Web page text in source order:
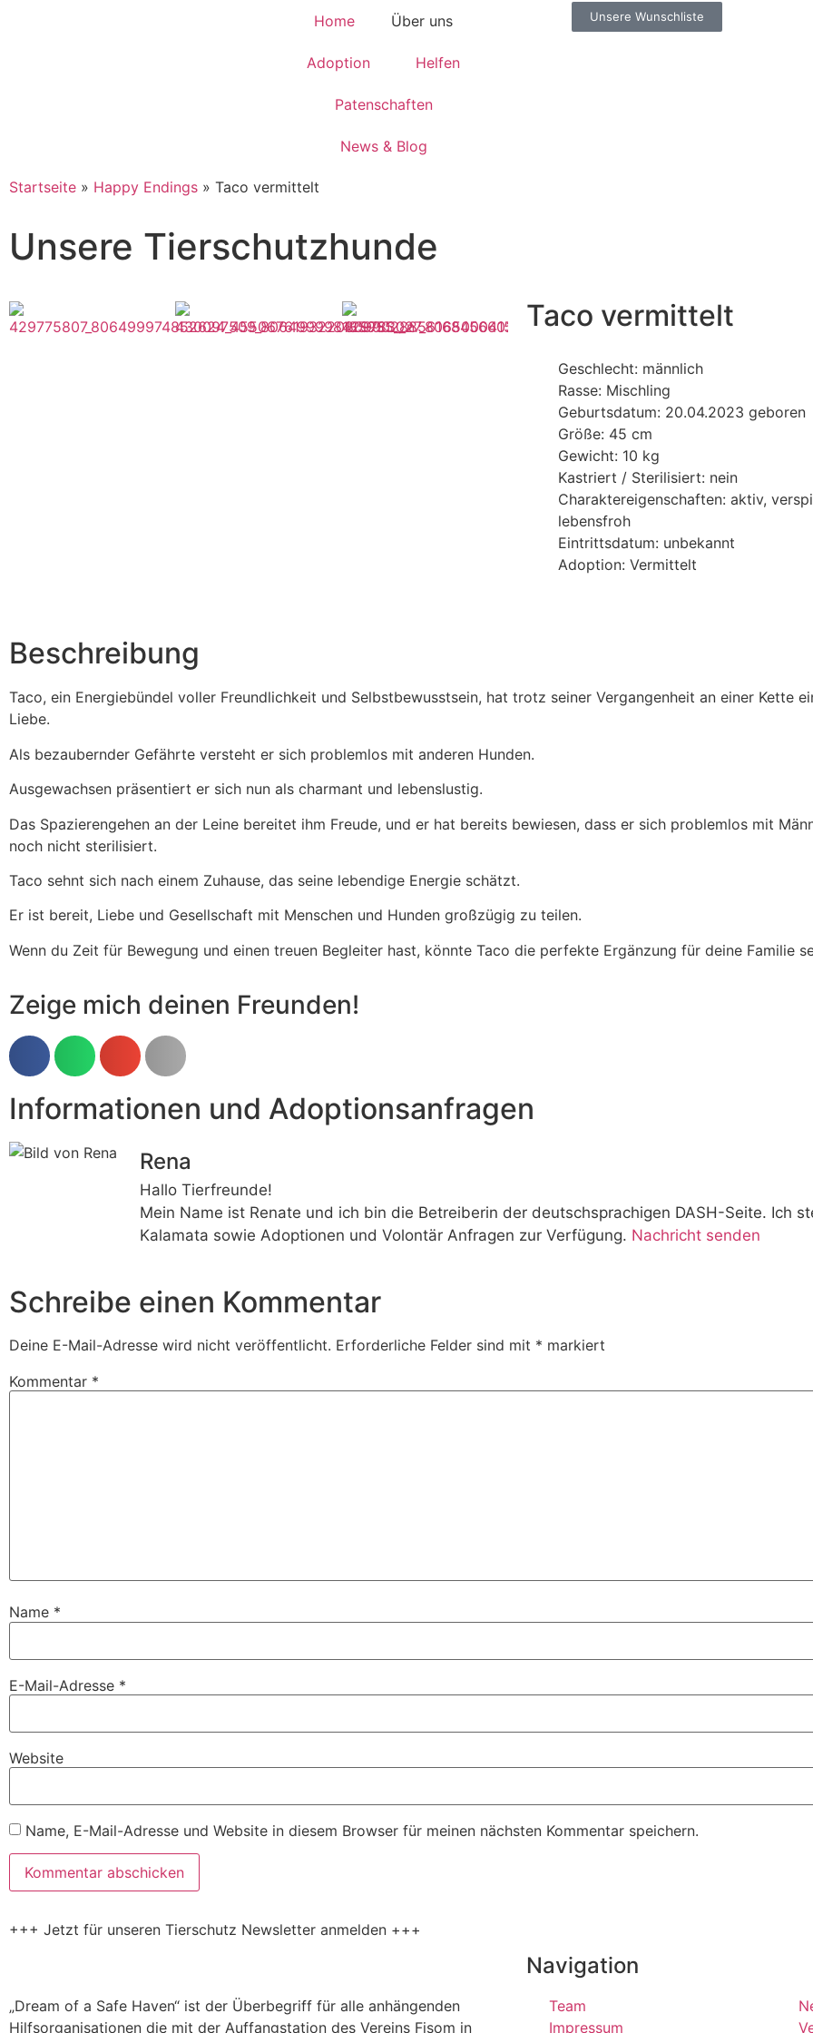
Home Über uns
Adoption Helfen
Patenschaften
News & Blog
Unsere Wunschliste
Startseite » Happy Endings » Taco vermittelt
Unsere Tierschutzhunde
Taco vermittelt
Geschlecht: männlich
Rasse: Mischling
Geburtsdatum: 20.04.2023 geboren
Größe: 45 cm
Gewicht: 10 kg
Kastriert / Sterilisiert: nein
Charaktereigenschaften: aktiv,
lebensfroh
Eintrittsdatum: unbekannt
Adoption: Vermittelt
Beschreibung
Taco, ein Energiebündel voller Freundlichkeit und Selbstbewusstsein, hat trotz seiner Vergangenheit an einer Kette
Liebe.
Als bezaubernder Gefährte versteht er sich problemlos mit anderen Hunden.
Ausgewachsen präsentiert er sich nun als charmant und lebenslustig.
Das Spazierengehen an der Leine bereitet ihm Freude, und er hat bereits bewiesen, dass er sich problemlos mit
noch nicht sterilisiert.
Taco sehnt sich nach einem Zuhause, das seine lebendige Energie schätzt.
Er ist bereit, Liebe und Gesellschaft mit Menschen und Hunden großzügig zu teilen.
Wenn du Zeit für Bewegung und einen treuen Begleiter hast, könnte Taco die perfekte Ergänzung für deine Familie
Zeige mich deinen Freunden!
Informationen und Adoptionsanfragen
Rena
Hallo Tierfreunde!
Mein Name ist Renate und ich bin die Betreiberin der deutschsprachigen DASH-Seite. Ich
Kalamata sowie Adoptionen und Volontär Anfragen zur Verfügung. Nachricht senden
Schreibe einen Kommentar
Deine E-Mail-Adresse wird nicht veröffentlicht. Erforderliche Felder sind mit * markiert
Kommentar *
Name *
E-Mail-Adresse *
Website
Name, E-Mail-Adresse und Website in diesem Browser für meinen nächsten Kommentar speichern.
+++ Jetzt für unseren Tierschutz Newsletter anmelden +++
„Dream of a Safe Haven“ ist der Überbegriff für alle anhängenden
Hilfsorganisationen die mit der Auffangstation des Vereins Fisom in
Navigation
Team
Impressum